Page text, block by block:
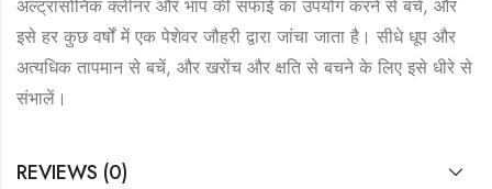
अल्ट्रासोनिक क्लीनर और भाप की सफाई का उपयोग करने से बचें, और
इसे हर कुछ वर्षों में एक पेशेवर जौहरी द्वारा जांचा जाता है। सीधे धूप और
अत्यधिक तापमान से बचें, और खरोंच और क्षति से बचने के लिए इसे धीरे से
संभालें।
REVIEWS (0)